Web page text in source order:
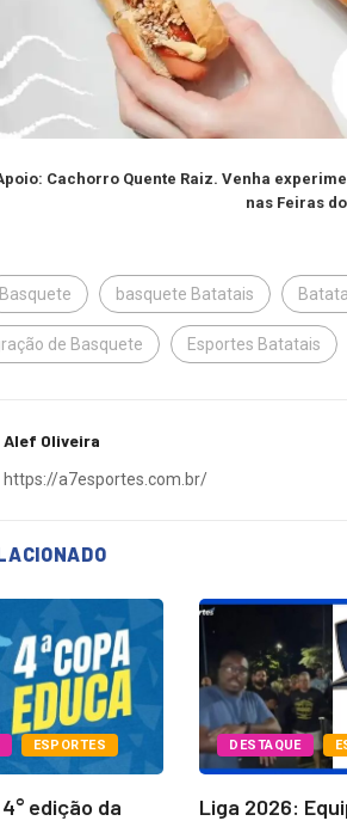
Cachorro Quente Raiz. Venha
nas Feiras
Basquete basquete Batatais
de Basquete Esportes Batatais
Alef Oliveira
https://a7esportes.com.br/
ESPORTES
edição da
DESTAQUE
Liga 2026: